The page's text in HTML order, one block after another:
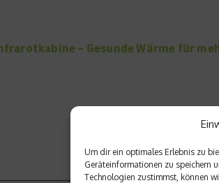
Um dir ein optimales Erlebnis zu
Geräteinformationen zu speichern
Technologien zustimmst, können
– Gesunde Wärme für